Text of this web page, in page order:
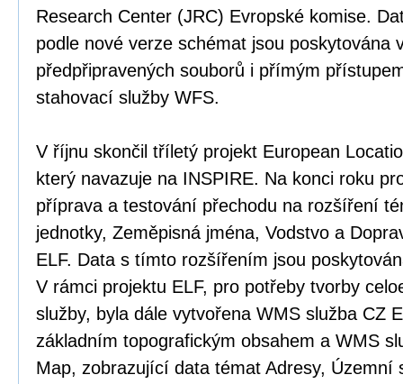
Research Center (JRC) Evropské komise.
podle nové verze schémat jsou poskytována
předpřipravených souborů i přímým
stahovací služby WFS.
V říjnu skončil tříletý projekt European
který navazuje na INSPIRE. Na konci roku
příprava a testování přechodu na rozšíření
jednotky, Zeměpisná jména, Vodstvo a
ELF. Data s tímto rozšířením jsou
V rámci projektu ELF, pro potřeby tvorby
služby, byla dále vytvořena WMS služba CZ
základním topografickým obsahem a WMS
Map, zobrazující data témat Adresy, Územní